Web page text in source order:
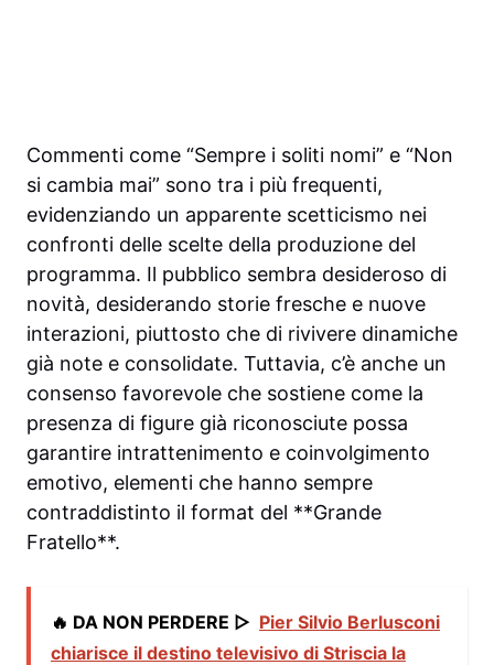
Commenti come “Sempre i soliti nomi” e “Non
si cambia mai” sono tra i più frequenti,
evidenziando un apparente scetticismo nei
confronti delle scelte della produzione del
programma. Il pubblico sembra desideroso di
novità, desiderando storie fresche e nuove
interazioni, piuttosto che di rivivere dinamiche
già note e consolidate. Tuttavia, c’è anche un
consenso favorevole che sostiene come la
presenza di figure già riconosciute possa
garantire intrattenimento e coinvolgimento
emotivo, elementi che hanno sempre
contraddistinto il format del **Grande
Fratello**.
🔥 DA NON PERDERE ▷ Pier Silvio Berlusconi
chiarisce il destino televisivo di Striscia la